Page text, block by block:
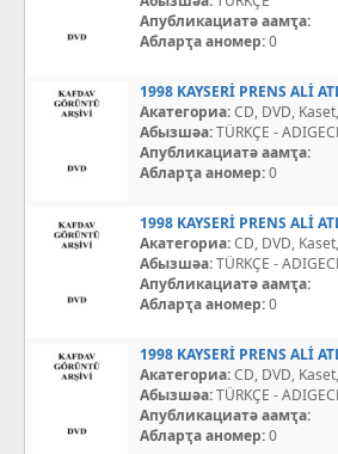
Апубликациатә аамҭа:
Абларҭа аномер:0
1998 KAYSERİ PRENS ALİ
Акатегориа:CD, DVD, Kaset,
Абызшәа:TÜRKÇE -
Апубликациатә аамҭа:
Абларҭа аномер:0
1998 KAYSERİ PRENS ALİ
Акатегориа:CD, DVD, Kaset,
Абызшәа:TÜRKÇE -
Апубликациатә аамҭа:
Абларҭа аномер:0
1998 KAYSERİ PRENS ALİ
Акатегориа:CD, DVD, Kaset,
Абызшәа:TÜRKÇE -
Апубликациатә аамҭа:
Абларҭа аномер:0